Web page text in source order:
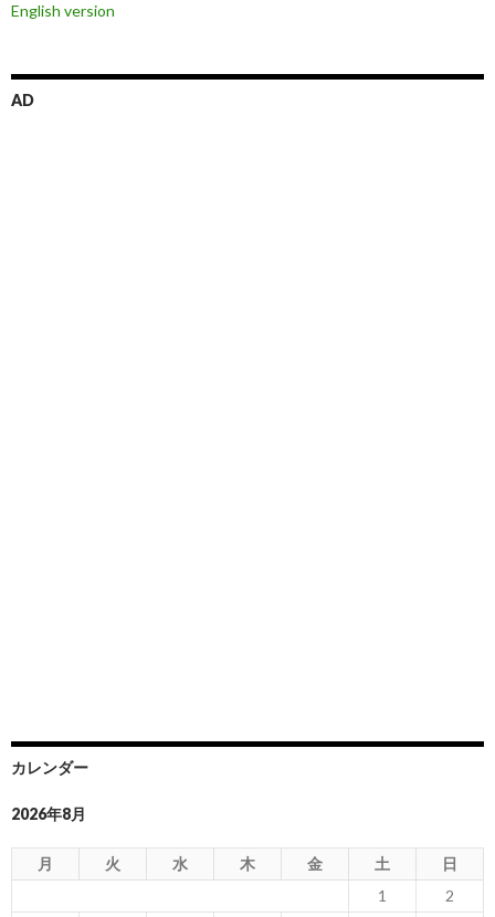
ョ
English version
AD
カレンダー
2026年8月
月 火 水 木 金 土
日
1
2